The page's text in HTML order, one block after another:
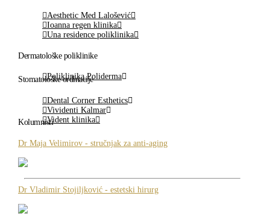
Aesthetic Med Lalošević
Ioanna regen klinika
Una residence poliklinika
Dermatološke poliklinike
Poliklinika Poliderma
Stomatološke ordinacije
Dental Corner Esthetics
Vividenti Kalmar
Vident klinika
Kolumnisti
Dr Maja Velimirov - stručnjak za anti-aging
Dr Vladimir Stojiljković - estetski hirurg